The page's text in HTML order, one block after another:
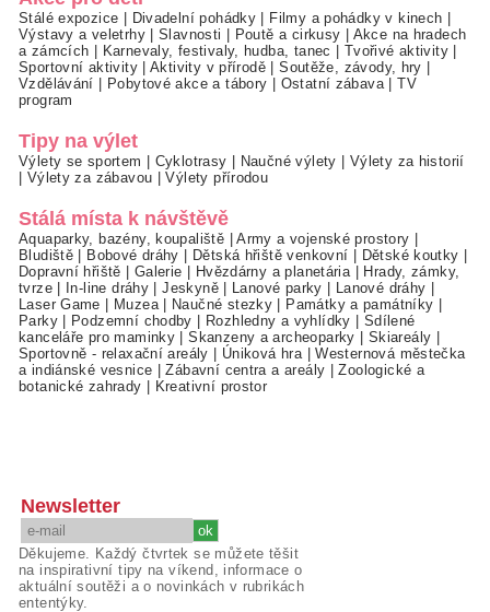
Stálé expozice Divadelní pohádky Filmy a pohádky v kinech
Výstavy a veletrhy|Slavnosti Poutě a cirkusy
Akce na hradech
a zámcích
Karnevaly, festivaly, hudba, tanec Tvořivé aktivity
Sportovní aktivity|Aktivity v přírodě |Soutěže, závody, hry
Vzdělávání
Pobytové akce a tábory Ostatní zábava |TV
program
Tipy na výlet
Výlety se sportem Cyklotrasy Naučné výlety
Výlety za historií
Výlety za zábavou |Výlety přírodou
Stálá místa k návštěvě
Aquaparky, bazény, koupaliště |Army a vojenské prostory
Bludiště
Bobové dráhy Dětská hřiště venkovní Dětské koutky
Dopravní hřiště
Galerie Hvězdárny a planetária
Hrady, zámky,
tvrze| In-line dráhy |Jeskyně| Lanové parky Lanové dráhy
Laser Game
Muzea| Naučné stezky Památky a památníky
Parky| Podzemní chodby Rozhledny a vyhlídky
Sdílené
kanceláře pro maminky |Skanzeny a archeoparky Skiareály
Sportovně - relaxační areály
Úniková hra |Westernová městečka
a indiánské vesnice |Zábavní centra a areály |Zoologické a
botanické zahrady
Kreativní prostor
Newsletter
Děkujeme. Každý čtvrtek se můžete těšit
na inspirativní tipy na víkend, informace o
aktuální soutěži a o novinkách v rubrikách
ententýky.